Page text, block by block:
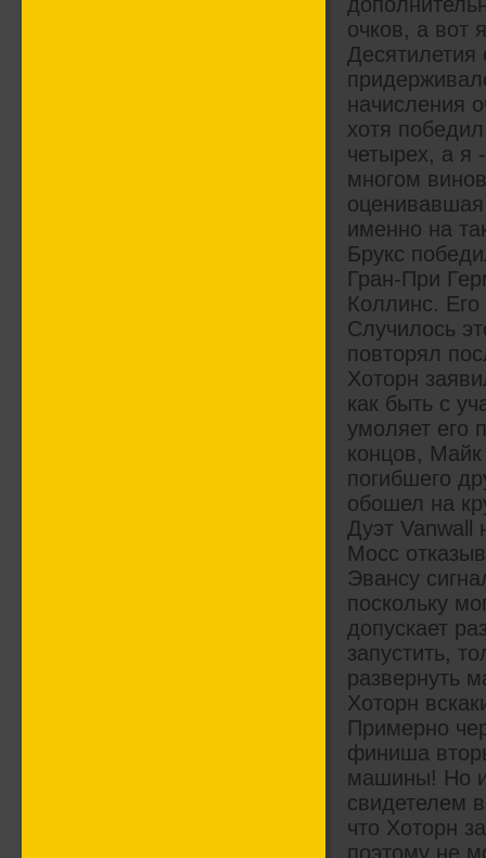
очков, а вот
Десятилетия
начисления
хотя
четырех, а я
многом
именно на
Брукс
Гран-При
Коллинс.
Случилось
повторял
Хоторн
как быть с
умоляет его
концов,
погибшего
обошел на
Дуэт Vanwall
Мосс
Эвансу
поскольку
допускает
запустить,
развернуть
Хоторн
Примерно
финиша
машины! Но
свидетелем
что Хоторн
поэтому не